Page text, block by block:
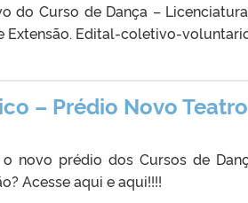
do Curso de Dança –
Extensão. Edital-coletivo-
– Prédio Novo
novo prédio dos Cursos de
Acesse aqui e aqui!!!!